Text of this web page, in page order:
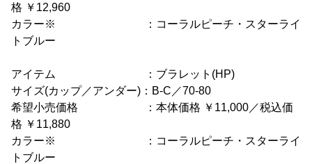
格 ￥12,960
カラー※ ：コーラルピーチ・スターライ
トブルー
アイテム ：ブラレット(HP)
サイズ(カップ／アンダー)：B-C／70-80
希望小売価格 ：本体価格 ￥11,000／税込価
格 ￥11,880
カラー※ ：コーラルピーチ・スターライ
トブルー